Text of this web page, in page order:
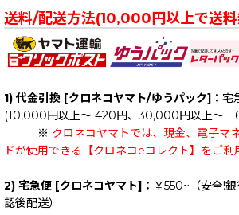
送料/配送方法(10,000円以上で送
1) 代金引換 [クロネコヤマト/ゆうパック]： 宅
(10,000円以上～ 420円、30,000円以上～
※ クロネコヤマトでは、現金、電子マ
ドが使用できる【クロネコeコレクト】をご利
2) 宅急便 [クロネコヤマト]： ￥550~（安全!
認後配送）